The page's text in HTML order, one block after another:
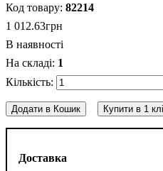
Доставка
82214
1 012.63грн
В наявності
1
Додати в Кошик Купити в 1